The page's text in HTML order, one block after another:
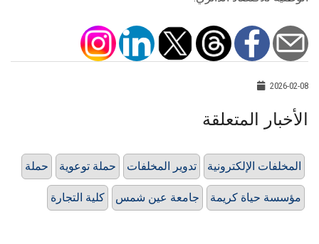
2026-02-08
الأخبار المتعلقة
حملة حملة توعوية تدوير المخلفات المخلفات الإلكترونية
كلية التجارة جامعة عين شمس مؤسسة حياة كريمة